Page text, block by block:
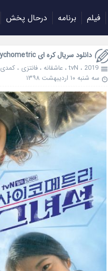
فیلم برنامه درحال پخش
دانلود سریال کره ای He is Psychometric
2019 ، tvN، عاشقانه ، فانتزی ، کمدی
سه شنبه ۱۰ اردیبهشت ۱۳۹۸